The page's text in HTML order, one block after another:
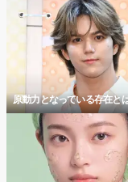
原動力となっている存在と